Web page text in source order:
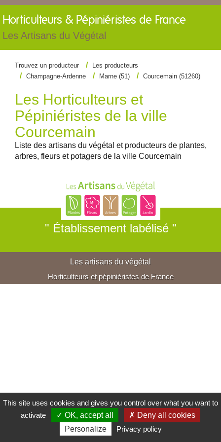
Horticulteurs & Pépiniéristes de France
Les Artisans du Végétal
Trouvez un producteur
Les producteurs
Champagne-Ardenne
Marne (51) Courcemain (51260)
Les Horticulteurs et
Pépiniéristes de la ville
Courcemain
Liste des artisans du végétal et producteurs de plantes,
arbres, fleurs et potagers de la ville Courcemain
" Établissement labélisé "
Les artisans du végétal
Horticulteurs et pépinièristes de France
This site uses cookies and gives you control over what you want to
activate
✓ OK, accept all
✗ Deny all cookies
Personalize
Privacy policy